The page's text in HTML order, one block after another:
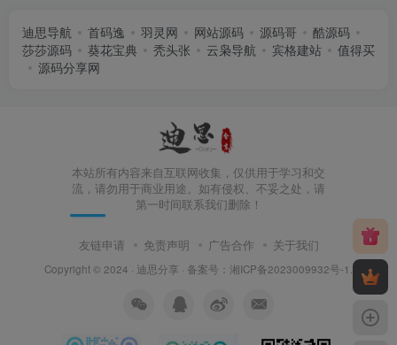
迪思导航 首码逸 羽灵网 网站源码 源码哥
酷源码
莎莎源码
葵花宝典 秃头张 云枭导航 宾格建站
值得买
源码分享网
本站所有内容来自互联网收集，仅供用于学习和交
流，请勿用于商业用途。如有侵权、不妥之处，请
第一时间联系我们删除！
友链申请 免责声明 广告合作 关于我们
Copyright © 2024 · 迪思分享 · 备案号： 湘ICP备2023009932号-1